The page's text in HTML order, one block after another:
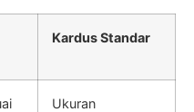
Kardus Standar
Ukuran